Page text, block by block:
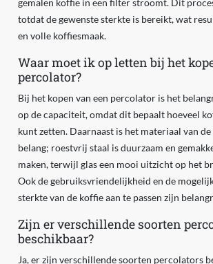
gemalen koffie in een filter stroomt. Dit
totdat de gewenste sterkte is bereikt, wat
en volle koffiesmaak.
Waar moet ik op letten bij het
percolator?
Bij het kopen van een percolator is het
op de capaciteit, omdat dit bepaalt hoeveel
kunt zetten. Daarnaast is het materiaal van
belang; roestvrij staal is duurzaam en
maken, terwijl glas een mooi uitzicht op het
Ook de gebruiksvriendelijkheid en de
sterkte van de koffie aan te passen zijn
Zijn er verschillende soorten
beschikbaar?
Ja, er zijn verschillende soorten percolators